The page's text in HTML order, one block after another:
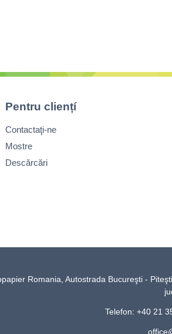
Pentru cliențí
Contactaţi-ne
Mostre
Descărcări
Romania, Autostrada Bucureşti -
Telefon: +40 21